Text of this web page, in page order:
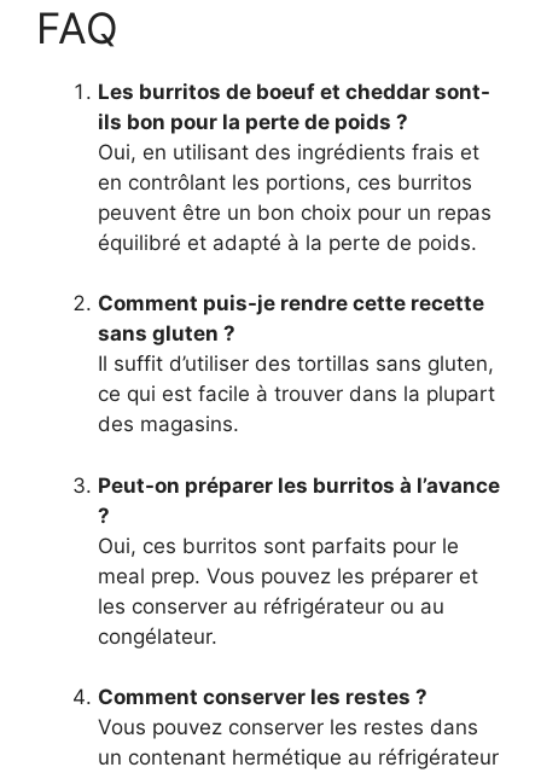
FAQ
Les burritos de boeuf et cheddar sont-
ils bon pour la perte de poids ?
Oui, en utilisant des ingrédients frais et
en contrôlant les portions, ces burritos
peuvent être un bon choix pour un repas
équilibré et adapté à la perte de poids.
Comment puis-je rendre cette recette
sans gluten ?
Il suffit d’utiliser des tortillas sans gluten,
ce qui est facile à trouver dans la plupart
des magasins.
Peut-on préparer les burritos à l’avance
?
Oui, ces burritos sont parfaits pour le
meal prep. Vous pouvez les préparer et
les conserver au réfrigérateur ou au
congélateur.
Comment conserver les restes ?
Vous pouvez conserver les restes dans
un contenant hermétique au réfrigérateur